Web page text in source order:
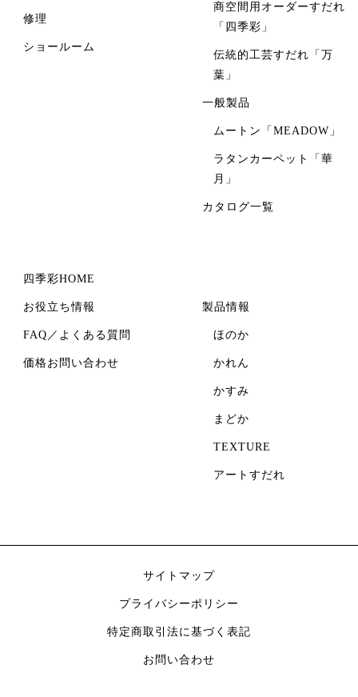
修理
ショールーム
商空間用オーダーすだれ
「四季彩」
伝統的工芸すだれ「万
葉」
一般製品
ムートン「MEADOW」
ラタンカーペット「華
月」
カタログ一覧
四季彩HOME
お役立ち情報
FAQ／よくある質問
価格お問い合わせ
製品情報
ほのか
かれん
かすみ
まどか
TEXTURE
アートすだれ
サイトマップ
プライバシーポリシー
特定商取引法に基づく表記
お問い合わせ